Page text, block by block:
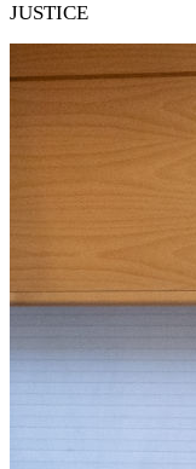
JUSTICE